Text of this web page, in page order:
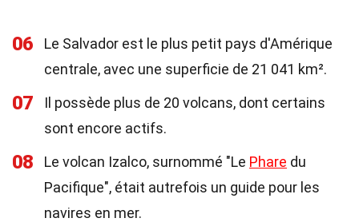
06
Le Salvador est le plus petit pays d'Amérique
centrale, avec une superficie de 21 041 km².
07
Il possède plus de 20 volcans, dont certains
sont encore actifs.
08 Le volcan Izalco, surnommé "Le Phare du
Pacifique", était autrefois un guide pour les
navires en mer.